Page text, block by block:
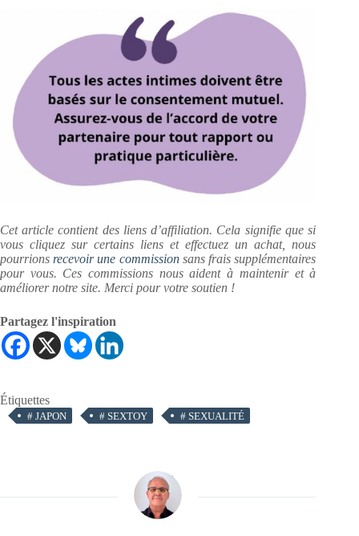
Cet article contient des liens d’affiliation. Cela signifie que si
vous cliquez sur certains liens et effectuez un achat, nous
pourrions recevoir une commissionsans frais supplémentaires
pour vous. Ces commissions nous aident à maintenir et à
améliorer notre site. Merci pour votre soutien !
Partagez l'inspiration
Étiquettes
# JAPON # SEXTOY # SEXUALITÉ